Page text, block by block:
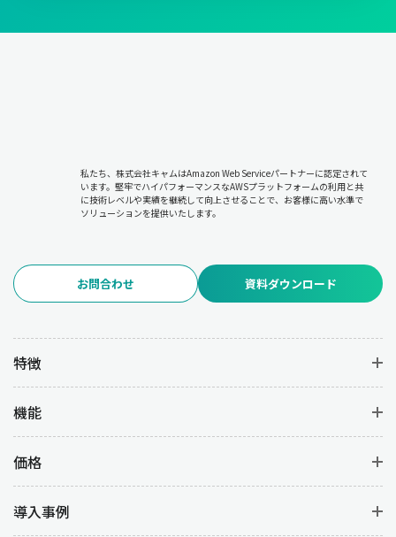
私たち、株式会社キャムはAmazon Web Serviceパートナーに認定されて
います。堅牢でハイパフォーマンスなAWSプラットフォームの利用と共
に技術レベルや実績を継続して向上させることで、お客様に高い水準で
ソリューションを提供いたします。
お問合わせ 資料ダウンロード
特徴
機能
価格
導入事例